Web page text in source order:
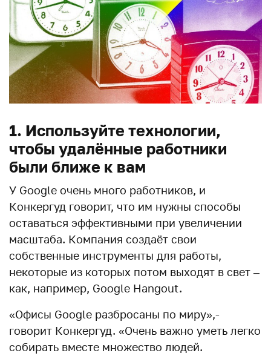
1. Используйте технологии,
чтобы удалённые работники
были ближе к вам
У Google очень много работников, и
Конкергуд говорит, что им нужны способы
оставаться эффективными при увеличении
масштаба. Компания создаёт свои
собственные инструменты для работы,
некоторые из которых потом выходят в свет –
как, например, Google Hangout.
«Офисы Google разбросаны по миру»,-
говорит Конкергуд. «Очень важно уметь легко
собирать вместе множество людей.